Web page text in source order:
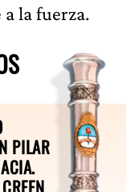
la fuerza.
PILAR